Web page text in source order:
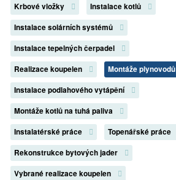
Krbové vložky
Instalace kotlů
Instalace solárních systémů
Instalace tepelných čerpadel
Realizace koupelen
Montáže plynovodů
Instalace podlahového vytápění
Montáže kotlů na tuhá paliva
Instalatérské práce
Topenářské práce
Rekonstrukce bytových jader
Vybrané realizace koupelen